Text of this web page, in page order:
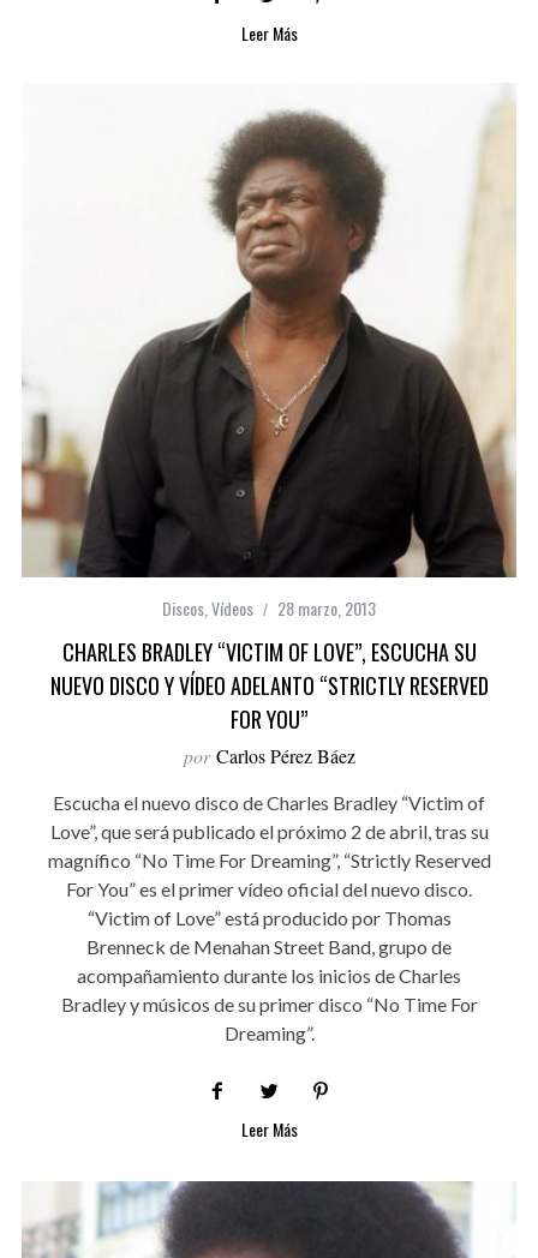
Leer Más
Discos Vídeos 28 marzo, 2013
CHARLES BRADLEY “VICTIM OF LOVE”, ESCUCHA SU
NUEVO DISCO Y VÍDEO ADELANTO “STRICTLY RESERVED
FOR YOU”
por Carlos Pérez Báez
Escucha el nuevo disco de Charles Bradley “Victim of
Love”, que será publicado el próximo 2 de abril, tras su
magnífico “No Time For Dreaming”, “Strictly Reserved
For You” es el primer vídeo oficial del nuevo disco.
“Victim of Love” está producido por Thomas
Brenneck de Menahan Street Band, grupo de
acompañamiento durante los inicios de Charles
Bradley y músicos de su primer disco “No Time For
Dreaming”.
Leer Más